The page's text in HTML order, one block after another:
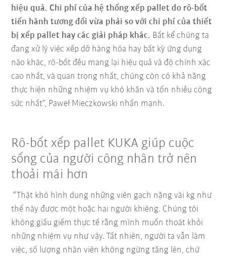
hiệu quả. Chi phí của hệ thống xếp pallet do rô-bốt
tiến hành tương đối vừa phải so với chi phí của thiết
bị xếp pallet hay các giải pháp khác. Bất kể chúng ta
đang xử lý việc xếp dỡ hàng hóa hay bất kỳ ứng dụng
nào khác, rô-bốt đều mang lại hiệu quả và độ chính xác
cao nhất, và quan trọng nhất, chúng còn có khả năng
thực hiện những nhiệm vụ khó khăn và tốn nhiều công
sức nhất”, Paweł Mieczkowski nhấn mạnh.
Rô-bốt xếp pallet KUKA giúp cuộc
sống của người công nhân trở nên
thoải mái hơn
“Thật khó hình dung những viên gạch nặng vài kg như
thế này được một hoặc hai người khiêng. Chúng tôi
không giấu giếm thực tế rằng mình muốn thoát khỏi
những nhiệm vụ như vậy. Tất nhiên, người ta vẫn làm
việc, số lượng nhân viên không ngừng tăng lên, chứ